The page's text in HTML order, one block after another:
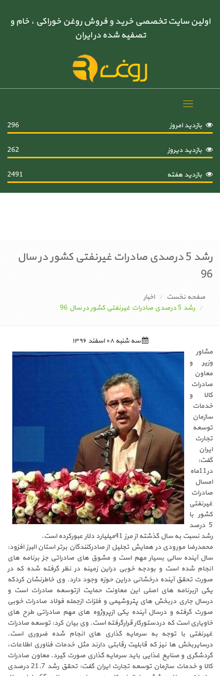
اولین سایت تخصصی خرید و فروش روغن خوراکی ، خام و
تصفیه شده در ایران
Toggle
بازدید امروز
296
بازدید دیروز 262
بازدید هفته 2491
رشد 5 درصدی صادرات غیرنفتی کشور در سال
96
صفحه نخست
اخبار
رشد 5 درصدی صادرات غیرنفتی کشور در سال 96
سه شنبه ۰۸ اسفند ۱۳۹۶
مشاور
وزیر و
معاون
صادرات
کالا و
خدمات
سازمان
توسعه
تجارت
ایران
گفت:
در11ماه
امسال
صادرات
غیرنفتی
کشور با
5 درصد
رشد نسبت به سال گذشته از مرز 41میلیارد دلار عبورکرده است.
محمدرضا مورودی در همایش تجلیل از صادرکنندگان برتر استان البرز افزود:
سال آینده سالی بسیار مهم است و مشوق های صادراتی جز برنامه های
انجام شده است و بودجه خوبی دراین زمینه در نظر گرفته شده که در
صورت تحقق آینده درخشانی دراین حوزه وجود دارد. وی خاطرنشان کردکه
یکی ازبرنامه های اصلی این معاونت حمایت ازتوسعه صادرات است و
درسال جاری دربخش های پتروشیمی و فلزات ازجمله فولاد صادرات خوبی
صورت گرفته و درسال آینده یکی ازپروژوه های مهم صادراتی طرح های
خاویاری است که دردستورکار قرارگرفته است. وی بیان کرد: توسعه صادرات
غیرنفتی با توجه به سرمایه گذاری های انجام شده ضروری است.
درسایربخش ها نیز که قابلیت رقابتی دارند مثل خدمات فناوری اطلاعات،
گردشگری و صنایع غذایی باید سرمایه گذاری صورت گیرد. معاون صادرات
کالا و خدمات سازمان توسعه تجارت ایران گفت: تحقق رشد 21.7 درصدی